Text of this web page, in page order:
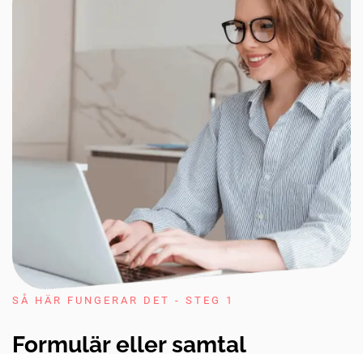
SÅ HÄR FUNGERAR DET - STEG 1
Formulär eller samtal